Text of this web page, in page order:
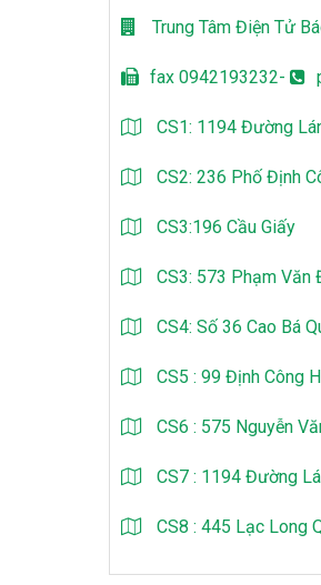
Trung Tâm Điện Tử
fax 0942193232-
CS1: 1194 Đường
CS2: 236 Phố Định
CS3:196 Cầu Giấy
CS3: 573 Phạm Văn
CS4: Số 36 Cao Bá
CS5 : 99 Định Công
CS6 : 575 Nguyễn
CS7 : 1194 Đường
CS8 : 445 Lạc Long